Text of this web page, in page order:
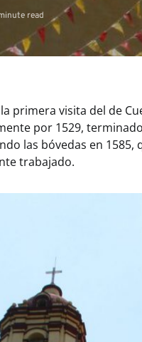
read
primera visita del de
por 1529,
las bóvedas en 1585,
trabajado.